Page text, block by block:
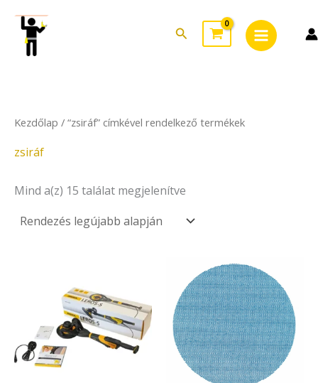
content
Search
Menu
Kezdőlap / “zsiráf” címkével rendelkező termékek
zsiráf
Mind a(z) 15 találat megjelenítve
latest